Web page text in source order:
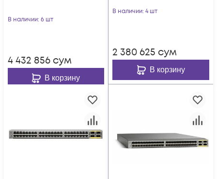
В наличии: 6 шт
4 432 856 сум
В корзину
В наличии: 4 шт
2 380 625 сум
В корзину